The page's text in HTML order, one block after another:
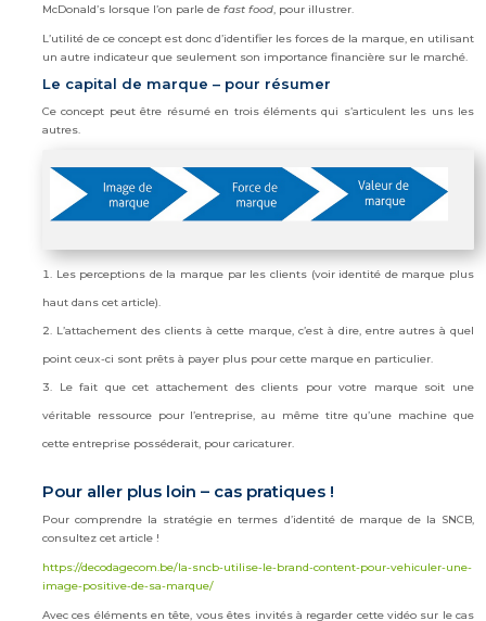
McDonald’s lorsque l’on parle de fast food, pour illustrer.
L’utilité de ce concept est donc d’identifier les forces de la marque, en utilisant
un autre indicateur que seulement son importance financière sur le marché.
Le capital de marque – pour résumer
Ce concept peut être résumé en trois éléments qui s’articulent les uns les
autres.
Les perceptions de la marque par les clients (voir identité de marque plus
haut dans cet article).
L’attachement des clients à cette marque, c’est à dire, entre autres à quel
point ceux-ci sont prêts à payer plus pour cette marque en particulier.
Le fait que cet attachement des clients pour votre marque soit une
véritable ressource pour l’entreprise, au même titre qu’une machine que
cette entreprise posséderait, pour caricaturer.
Pour aller plus loin – cas pratiques !
Pour comprendre la stratégie en termes d’identité de marque de la SNCB,
consultez cet article !
https://decodagecom.be/la-sncb-utilise-le-brand-content-pour-vehiculer-une-
image-positive-de-sa-marque/
Avec ces éléments en tête, vous êtes invités à regarder cette vidéo sur le cas